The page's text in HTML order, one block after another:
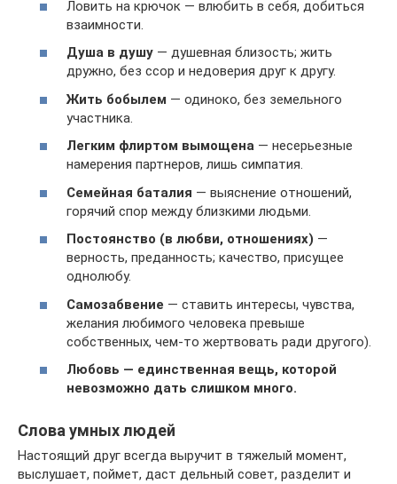
Ловить на крючок — влюбить в себя, добиться
взаимности.
Душа в душу — душевная близость; жить
дружно, без ссор и недоверия друг к другу.
Жить бобылем — одиноко, без земельного
участника.
Легким флиртом вымощена — несерьезные
намерения партнеров, лишь симпатия.
Семейная баталия — выяснение отношений,
горячий спор между близкими людьми.
Постоянство (в любви, отношениях) —
верность, преданность; качество, присущее
однолюбу.
Самозабвение — ставить интересы, чувства,
желания любимого человека превыше
собственных, чем-то жертвовать ради другого).
Любовь — единственная вещь, которой
невозможно дать слишком много.
Слова умных людей
Настоящий друг всегда выручит в тяжелый момент,
выслушает, поймет, даст дельный совет, разделит и